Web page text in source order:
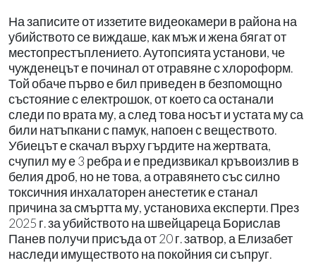
На записите от иззетите видеокамери в района на
убийството се виждаше, как мъж и жена бягат от
местопрестъплението. Аутопсията установи, че
чужденецът е починал от отравяне с хлороформ.
Той обаче първо е бил приведен в безпомощно
състояние с електрошок, от което са останали
следи по врата му, а след това носът и устата му са
били натъпкани с памук, напоен с веществото.
Убиецът е скачал върху гърдите на жертвата,
счупил му е 3 ребра и е предизвикал кръвоизлив в
белия дроб, но не това, а отравянето със силно
токсичния инхалаторен анестетик е станал
причина за смъртта му, установиха експерти. През
2025 г. за убийството на швейцареца Борислав
Панев получи присъда от 20 г. затвор, а Елизабет
наследи имуществото на покойния си съпруг.